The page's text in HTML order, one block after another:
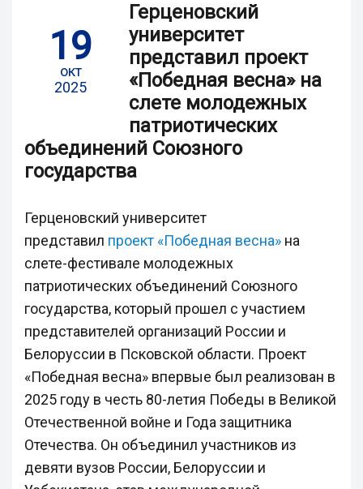
19
окт
2025
Герценовский
университет
представил проект
«Победная весна» на
слете молодежных
патриотических
объединений Союзного
государства
Герценовский университет
представил проект «Победная весна» на
слете-фестивале молодежных
патриотических объединений Союзного
государства, который прошел с участием
представителей организаций России и
Белоруссии в Псковской области. Проект
«Победная весна» впервые был реализован в
2025 году в честь 80-летия Победы в Великой
Отечественной войне и Года защитника
Отечества. Он объединил участников из
девяти вузов России, Белоруссии и